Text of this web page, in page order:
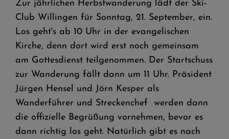
Zur jährlichen Herbstwanderung lädt der Ski-
Club Willingen für Sonntag, 21. September, ein.
Los geht's ab 10 Uhr in der evangelischen
Kirche, denn dort wird erst noch gemeinsam
am Gottesdienst teilgenommen. Der Startschuss
zur Wanderung fällt dann um 11 Uhr. Präsident
Jürgen Hensel und Jörn Kesper als
Wanderführer und Streckenchef werden dann
die offizielle Begrüßung vornehmen, bevor es
dann richtig los geht. Natürlich gibt es nach